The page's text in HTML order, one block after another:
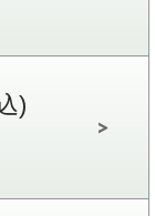
)